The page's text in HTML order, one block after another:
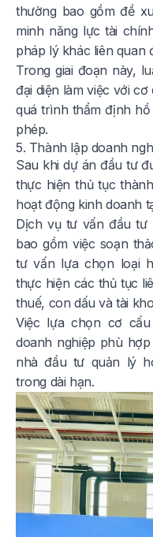
thường bao gồm đề
minh năng lực tài
pháp lý khác liên quan
Trong giai đoạn này,
đại diện làm việc với
quá trình thẩm định
phép.
5. Thành lập doanh
Sau khi dự án đầu tư
thực hiện thủ tục
hoạt động kinh doanh
Dịch vụ tư vấn đầu tư
bao gồm việc soạn
tư vấn lựa chọn loại
thực hiện các thủ tục
thuế, con dấu và tài
Việc lựa chọn cơ
doanh nghiệp phù
nhà đầu tư quản lý
trong dài hạn.